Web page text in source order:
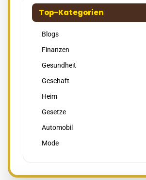
Top-Kategorien
Blogs
Finanzen
Gesundheit
Geschaft
Heim
Gesetze
Automobil
Mode